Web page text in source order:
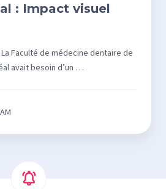
: Impact visuel
Faculté de médecine dentaire de
avait besoin d’un …